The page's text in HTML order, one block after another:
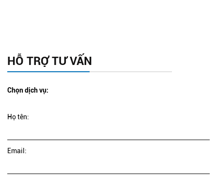
HỖ TRỢ TƯ VẤN
Chọn dịch vụ:
Họ tên:
Email: